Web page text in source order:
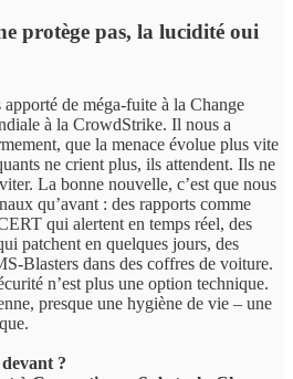
protège pas, la lucidité oui
de méga-fuite à la Change
à la CrowdStrike. Il nous a
que la menace évolue plus vite
ne crient plus, ils attendent. Ils ne
La bonne nouvelle, c’est que nous
qu’avant : des rapports comme
qui alertent en temps réel, des
patchent en quelques jours, des
Blasters dans des coffres de voiture.
n’est plus une option technique.
presque une hygiène de vie – une
?